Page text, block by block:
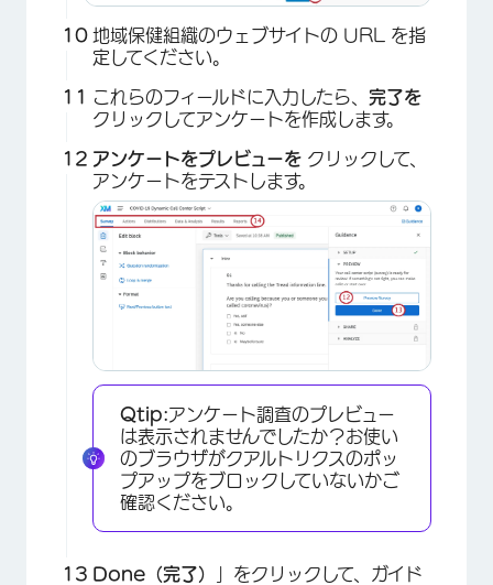
×
×
地域保健組織のウェブサイトの URL を指
定してください。
これらのフィールドに入力したら、 完了を
クリックしてアンケートを作成します。
アンケートをプレビューを クリックして、
アンケートをテストします。
Qtip:アンケート調査のプレビュー
は表示されませんでしたか？お使い
のブラウザがクアルトリクスのポッ
プアップをブロックしていないかご
確認ください。
Done（完了）
」をクリックして、ガイド